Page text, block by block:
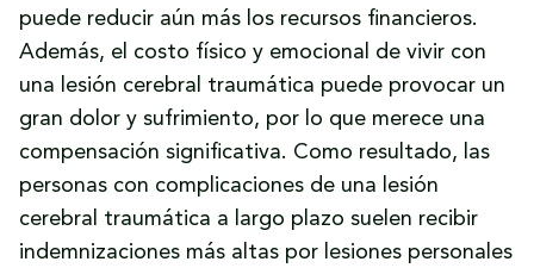
puede reducir aún más los recursos financieros.
Además, el costo físico y emocional de vivir con
una lesión cerebral traumática puede provocar un
gran dolor y sufrimiento, por lo que merece una
compensación significativa. Como resultado, las
personas con complicaciones de una lesión
cerebral traumática a largo plazo suelen recibir
indemnizaciones más altas por lesiones personales